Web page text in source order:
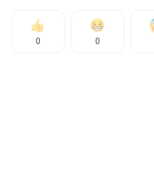
0 0